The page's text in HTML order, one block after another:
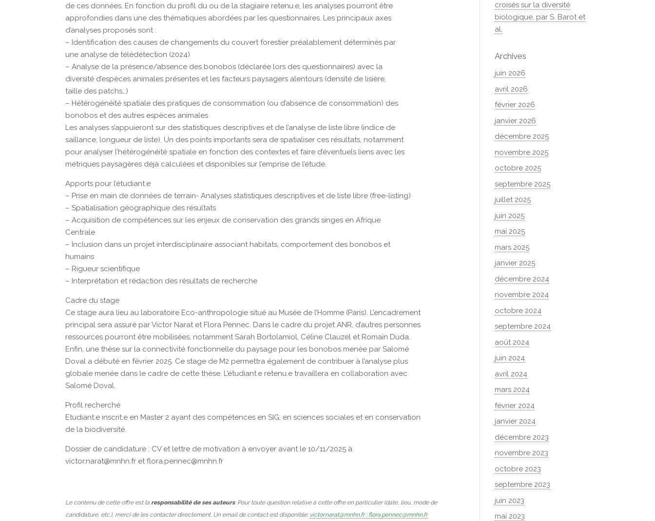
de ces données. En fonction du profil du ou de la stagiaire retenu.e, les analyses pourront être
approfondies dans une des thématiques abordées par les questionnaires. Les principaux axes
d’analyses proposés sont :
– Identification des causes de changements du couvert forestier préalablement déterminés par
une analyse de télédétection (2024)
– Analyse de la présence/absence des bonobos (déclarée lors des questionnaires) avec la
diversité d’espèces animales présentes et les facteurs paysagers alentours (densité de lisière,
taille des patchs…)
– Hétérogénéité spatiale des pratiques de consommation (ou d’absence de consommation) des
bonobos et des autres espèces animales
Les analyses s’appuieront sur des statistiques descriptives et de l’analyse de liste libre (indice de
saillance, longueur de liste). Un des points importants sera de spatialiser ces résultats, notamment
pour analyser l’hétérogénéité spatiale en fonction des contextes et faire d’éventuels liens avec les
métriques paysagères déjà calculées et disponibles sur l’emprise de l’étude.
Apports pour l’étudiant.e
– Prise en main de données de terrain- Analyses statistiques descriptives et de liste libre (free-listing)
– Spatialisation géographique des résultats
– Acquisition de compétences sur les enjeux de conservation des grands singes en Afrique
Centrale
– Inclusion dans un projet interdisciplinaire associant habitats, comportement des bonobos et
humains
– Rigueur scientifique
– Interprétation et rédaction des résultats de recherche
Cadre du stage
Ce stage aura lieu au laboratoire Eco-anthropologie situé au Musée de l’Homme (Paris). L’encadrement
principal sera assuré par Victor Narat et Flora Pennec. Dans le cadre du projet ANR, d’autres personnes
ressources pourront être mobilisées, notamment Sarah Bortolamiol, Céline Clauzel et Romain Duda.
Enfin, une thèse sur la connectivité fonctionnelle du paysage pour les bonobos menée par Salomé
Doval a débuté en février 2025. Ce stage de M2 permettra également de contribuer à l’analyse plus
globale menée dans le cadre de cette thèse. L’étudiant.e retenu.e travaillera en collaboration avec
Salomé Doval.
Profil recherché
Etudiant.e inscrit.e en Master 2 ayant des compétences en SIG, en sciences sociales et en conservation
de la biodiversité.
Dossier de candidature : CV et lettre de motivation à envoyer avant le 10/11/2025 à
victor.narat@mnhn.fr et flora.pennec@mnhn.fr
Le contenu de cette offre est laresponsabilité de ses auteurs. Pour toute question relative à cette offre en particulier (date, lieu, mode de
candidature, etc.), merci de les contacter directement. Un email de contact est disponible: victor.narat@mnhn.fr ; flora.pennec@mnhn.fr
croisés sur la diversité
biologique, par S. Barot et
al.
Archives
juin 2026
avril 2026
février 2026
janvier 2026
décembre 2025
novembre 2025
octobre 2025
septembre 2025
juillet 2025
juin 2025
mai 2025
mars 2025
janvier 2025
décembre 2024
novembre 2024
octobre 2024
septembre 2024
août 2024
juin 2024
avril 2024
mars 2024
février 2024
janvier 2024
décembre 2023
novembre 2023
octobre 2023
septembre 2023
juin 2023
mai 2023